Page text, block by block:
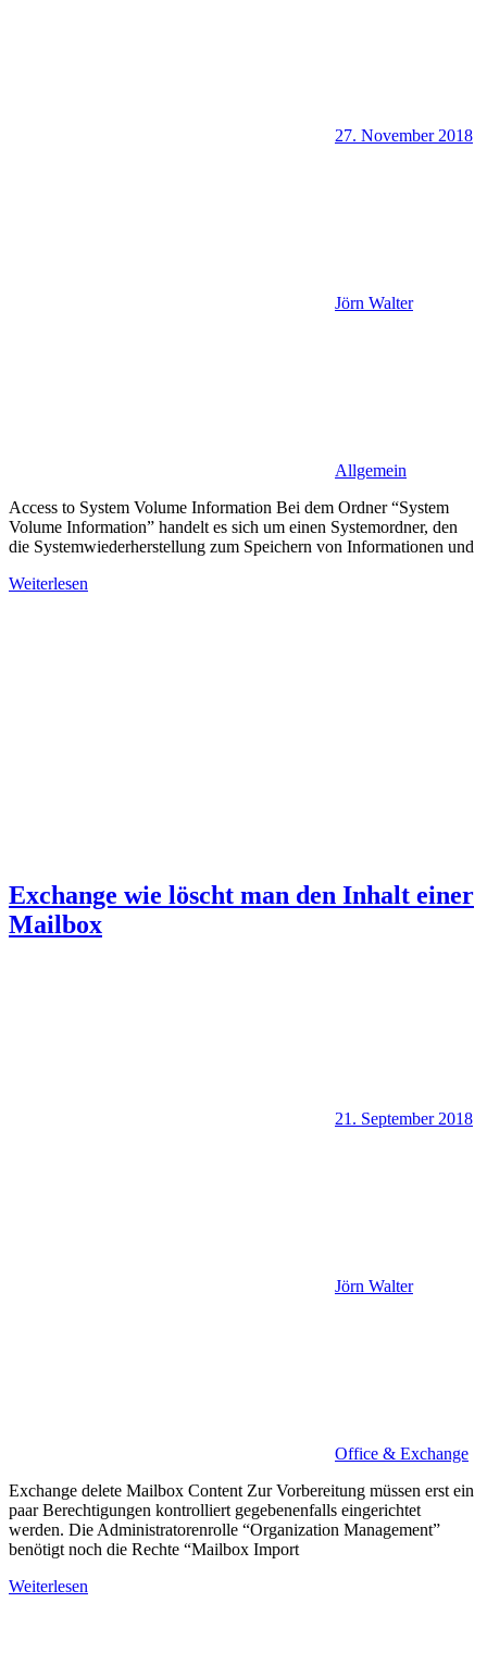
27. November 2018
Jörn Walter
Allgemein
Access to System Volume Information Bei dem Ordner “System
Volume Information” handelt es sich um einen Systemordner, den
die Systemwiederherstellung zum Speichern von Informationen und
Weiterlesen
Exchange wie löscht man den Inhalt einer
Mailbox
21. September 2018
Jörn Walter
Office & Exchange
Exchange delete Mailbox Content Zur Vorbereitung müssen erst ein
paar Berechtigungen kontrolliert gegebenenfalls eingerichtet
werden. Die Administratorenrolle “Organization Management”
benötigt noch die Rechte “Mailbox Import
Weiterlesen